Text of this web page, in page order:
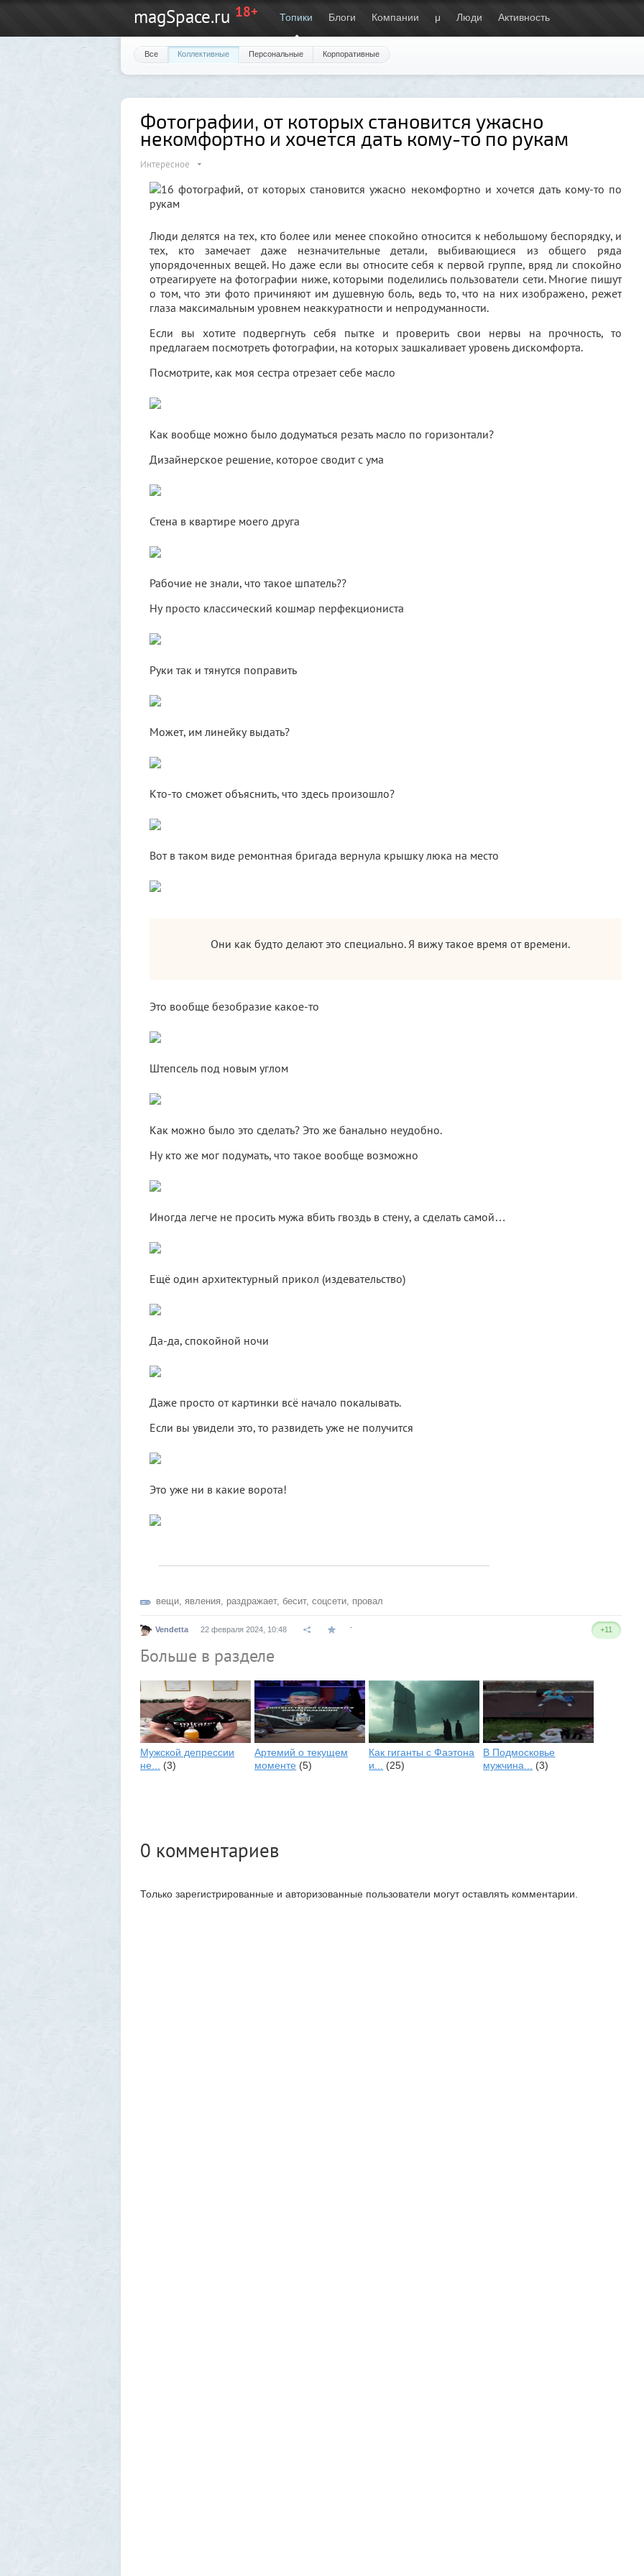
magSpace.ru 18+ Топики Блоги Компании μ Люди Активность
Все Коллективные Персональные Корпоративные
Фотографии, от которых становится ужасно
некомфортно и хочется дать кому-то по рукам
Интересное
Люди делятся на тех, кто более или менее спокойно относится к небольшому беспорядку, и
тех, кто замечает даже незначительные детали, выбивающиеся из общего ряда
упорядоченных вещей. Но даже если вы относите себя к первой группе, вряд ли спокойно
отреагируете на фотографии ниже, которыми поделились пользователи сети. Многие пишут
о том, что эти фото причиняют им душевную боль, ведь то, что на них изображено, режет
глаза максимальным уровнем неаккуратности и непродуманности.
Если вы хотите подвергнуть себя пытке и проверить свои нервы на прочность, то
предлагаем посмотреть фотографии, на которых зашкаливает уровень дискомфорта.
Посмотрите, как моя сестра отрезает себе масло
Как вообще можно было додуматься резать масло по горизонтали?
Дизайнерское решение, которое сводит с ума
Стена в квартире моего друга
Рабочие не знали, что такое шпатель??
Ну просто классический кошмар перфекциониста
Руки так и тянутся поправить
Может, им линейку выдать?
Кто-то сможет объяснить, что здесь произошло?
Вот в таком виде ремонтная бригада вернула крышку люка на место
Они как будто делают это специально. Я вижу такое время от времени.
Это вообще безобразие какое-то
Штепсель под новым углом
Как можно было это сделать? Это же банально неудобно.
Ну кто же мог подумать, что такое вообще возможно
Иногда легче не просить мужа вбить гвоздь в стену, а сделать самой…
Ещё один архитектурный прикол (издевательство)
Да-да, спокойной ночи
Даже просто от картинки всё начало покалывать.
Если вы увидели это, то развидеть уже не получится
Это уже ни в какие ворота!
вещи, явления, раздражает, бесит, соцсети, провал
Vendetta 22 февраля 2024, 10:48 +11
Больше в разделе
Мужской депрессии
не...
(3)
Артемий о текущем
моменте (5)
Как гиганты с Фаэтона
и...
(25)
В Подмосковье
мужчина...
(3)
0 комментариев
Только зарегистрированные и авторизованные пользователи могут оставлять комментарии.